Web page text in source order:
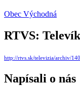
Obec Východná
RTVS:
http://rtvs.sk/televizia/archiv/
Napísali o nás